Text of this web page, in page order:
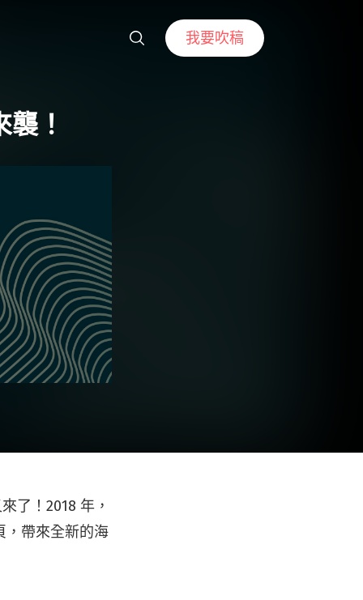
我要吹稿
！
了！2018 年，
，帶來全新的海